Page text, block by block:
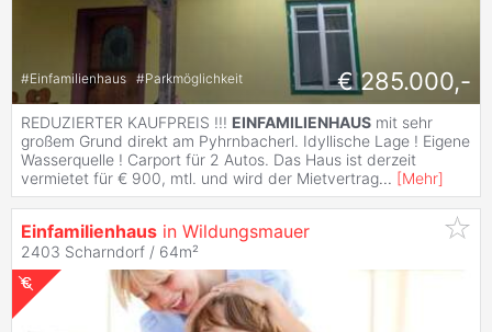
#Einfamilienhaus #Parkmöglichkeit € 285.000,-
REDUZIERTER KAUFPREIS !!! EINFAMILIENHAUS mit sehr
großem Grund direkt am Pyhrnbacherl. Idyllische Lage ! Eigene
Wasserquelle ! Carport für 2 Autos. Das Haus ist derzeit
vermietet für € 900, mtl. und wird der Mietvertrag... [Mehr]
Einfamilienhaus in Wildungsmauer
2403 Scharndorf / 64m²